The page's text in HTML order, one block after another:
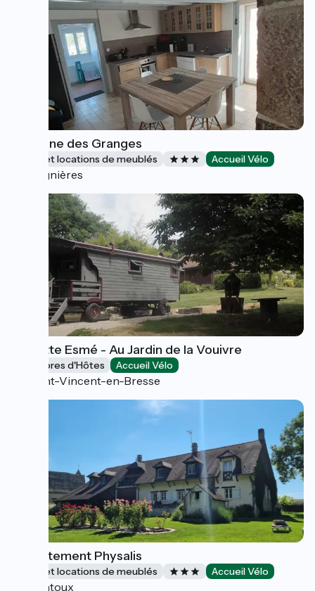
Domaine des Granges
Gîtes et locations de meublés Accueil Vélo
Cognières
Roulotte Esmé - Au Jardin de la Vouivre
Chambres d'Hôtes Accueil Vélo
Saint-Vincent-en-Bresse
Appartement Physalis
Gîtes et locations de meublés Accueil Vélo
Pontoux